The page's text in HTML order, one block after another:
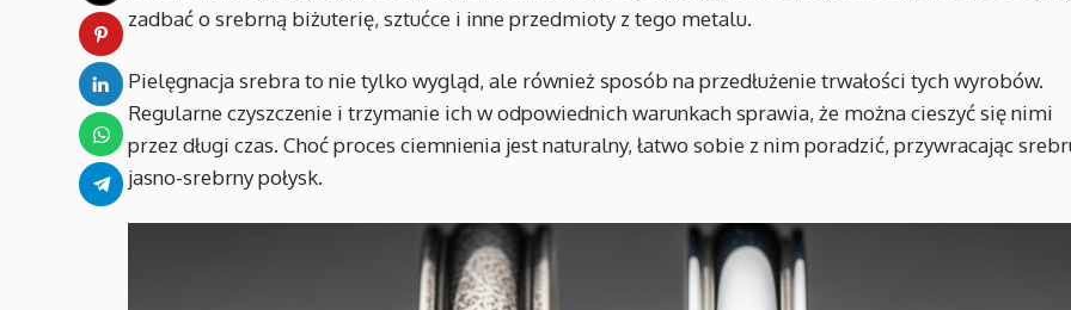
zadbać o srebrną biżuterię, sztućce i inne przedmioty z tego metalu.
Pielęgnacja srebra to nie tylko wygląd, ale również sposób na przedłużenie trwałości tych wyrobów.
Regularne czyszczenie i trzymanie ich w odpowiednich warunkach sprawia, że można cieszyć się nimi
przez długi czas. Choć proces ciemnienia jest naturalny, łatwo sobie z nim poradzić, przywracając
jasno-srebrny połysk.